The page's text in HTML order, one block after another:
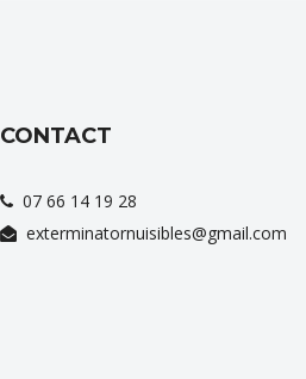
CONTACT
07 66 14 19 28
exterminatornuisibles@gmail.com